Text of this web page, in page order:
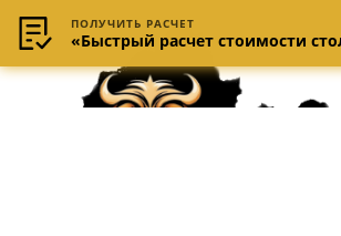
ПОЛУЧИТЬ РАСЧЕТ